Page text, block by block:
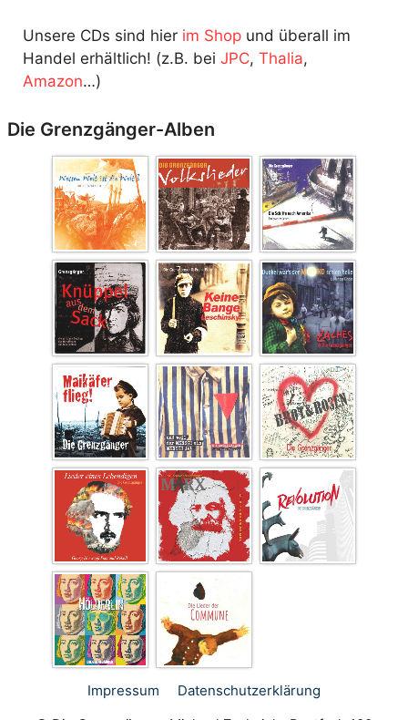
Unsere CDs sind hier im Shop und überall im
Handel erhältlich! (z.B. bei JPC, Thalia,
Amazon…)
Die Grenzgänger-Alben
Impressum
Datenschutz­erklärung